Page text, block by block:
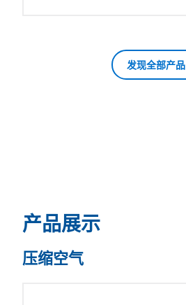
发现全部产品
产品展示
压缩空气